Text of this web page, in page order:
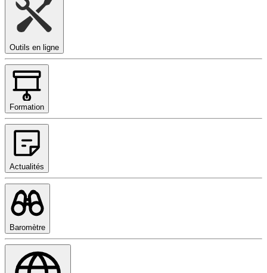
Outils en ligne
Formation
Actualités
Baromètre